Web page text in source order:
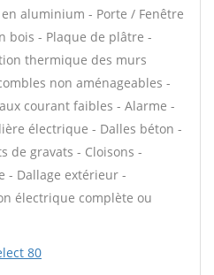
aluminium - Porte / Fenêtre
bois - Plaque de plâtre -
thermique des murs
non aménageables -
courant faibles - Alarme -
électrique - Dalles béton -
de gravats - Cloisons -
- Dallage extérieur -
électrique complète ou
80